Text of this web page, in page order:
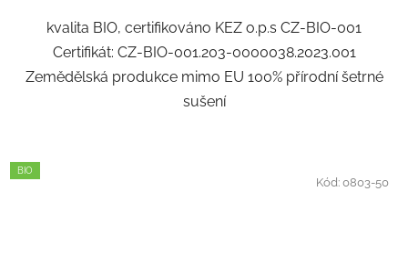
kvalita BIO, certifikováno KEZ o.p.s CZ-BIO-001
Certifikát: CZ-BIO-001.203-0000038.2023.001
Zemědělská produkce mimo EU 100% přírodní šetrné
sušení
BIO
Kód:0803-50